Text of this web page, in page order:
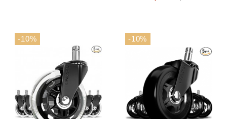
-10% -10%